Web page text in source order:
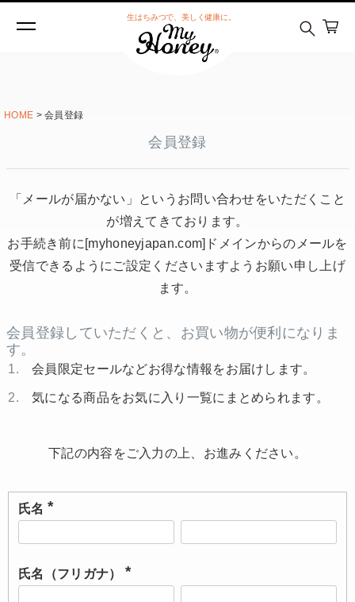
生はちみつで、美しく健康に。
HOME 会員登録
会員登録
「メールが届かない」というお問い合わせをいただくこと
が増えてきております。
お手続き前に [myhoneyjapan.com] ドメインからのメールを
受信できるようにご設定くださいますようお願い申し上げ
ます。
会員登録していただくと、お買い物が便利になりま
す。
会員限定セールなどお得な情報をお届けします。
気になる商品をお気に入り一覧にまとめられます。
下記の内容をご入力の上、お進みください。
氏名
(
須
氏名（フリガナ）
(